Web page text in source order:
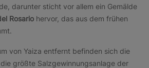
darunter sticht vor allem ein Gemälde
Rosario hervor, das aus dem frühen
von Yaiza entfernt befinden sich die
, die größte Salzgewinnungsanlage der